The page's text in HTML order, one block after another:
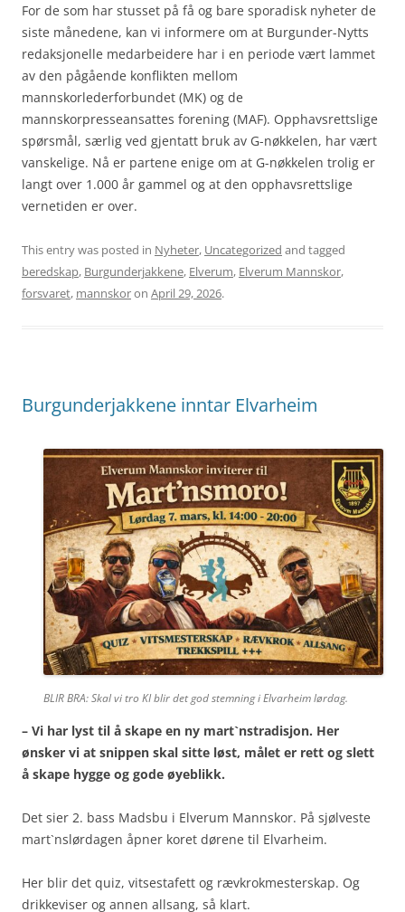
For de som har stusset på få og bare sporadisk nyheter de
siste månedene, kan vi informere om at Burgunder-Nytts
redaksjonelle medarbeidere har i en periode vært lammet
av den pågående konflikten mellom
mannskorlederforbundet (MK) og de
mannskorpresseansattes forening (MAF). Opphavsrettslige
spørsmål, særlig ved gjentatt bruk av G-nøkkelen, har vært
vanskelige. Nå er partene enige om at G-nøkkelen trolig er
langt over 1.000 år gammel og at den opphavsrettslige
vernetiden er over.
This entry was posted in Nyheter, Uncategorized and tagged
beredskap, Burgunderjakkene, Elverum, Elverum Mannskor,
forsvaret, mannskoron April 29, 2026.
Burgunderjakkene inntar Elvarheim
BLIR BRA: Skal vi tro KI blir det god stemning i Elvarheim lørdag.
– Vi har lyst til å skape en ny mart`nstradisjon. Her
ønsker vi at snippen skal sitte løst, målet er rett og slett
å skape hygge og gode øyeblikk.
Det sier 2. bass Madsbu i Elverum Mannskor. På sjølveste
mart`nslørdagen åpner koret dørene til Elvarheim.
Her blir det quiz, vitsestafett og rævkrokmesterskap. Og
drikkeviser og annen allsang, så klart.